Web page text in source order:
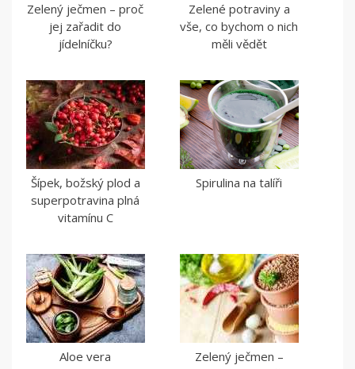
Zelený ječmen – proč
jej zařadit do
jídelníčku?
Zelené potraviny a
vše, co bychom o nich
měli vědět
Šípek, božský plod a
superpotravina plná
vitamínu C
Spirulina na talíři
Aloe vera
Zelený ječmen –